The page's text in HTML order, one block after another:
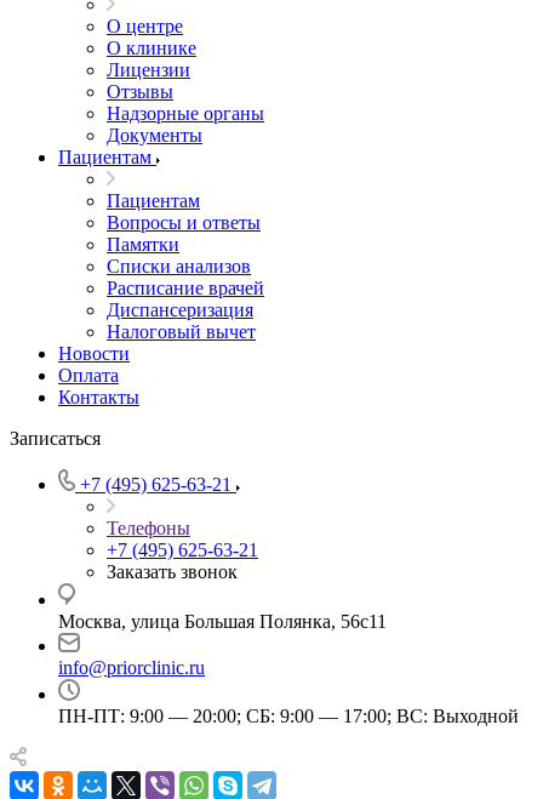
О центре
О клинике
Лицензии
Отзывы
Надзорные органы
Документы
Пациентам
Пациентам
Вопросы и ответы
Памятки
Списки анализов
Расписание врачей
Диспансеризация
Налоговый вычет
Новости
Оплата
Контакты
Записаться
+7 (495) 625-63-21
Телефоны
+7 (495) 625-63-21
Заказать звонок
Москва, улица Большая Полянка, 56с11
info@priorclinic.ru
ПН-ПТ: 9:00 — 20:00; СБ: 9:00 — 17:00; ВС: Выходной